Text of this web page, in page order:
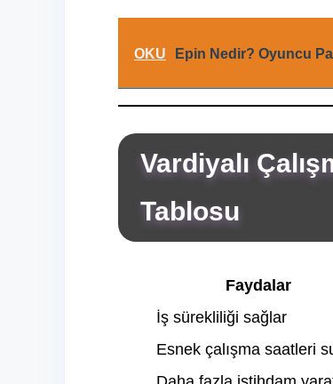
OKU Epin Nedir? Oyuncu
Vardiyalı
Tablosu
Faydalar
İş sürekliliği sağlar
Esnek çalışma saatleri